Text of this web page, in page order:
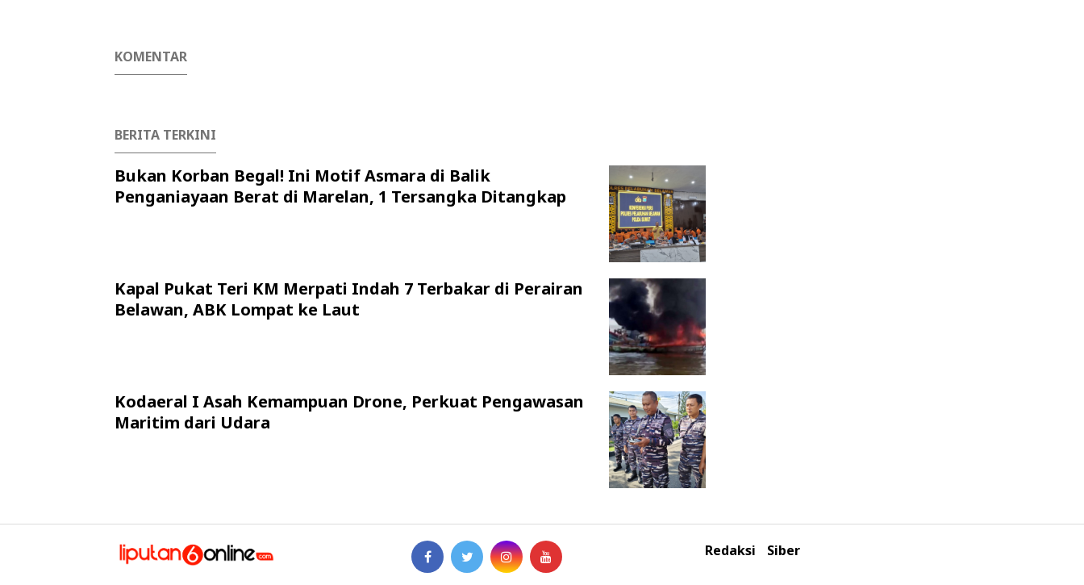
KOMENTAR
BERITA TERKINI
Bukan Korban Begal! Ini Motif Asmara di Balik
Penganiayaan Berat di Marelan, 1 Tersangka Ditangkap
Kapal Pukat Teri KM Merpati Indah 7 Terbakar di Perairan
Belawan, ABK Lompat ke Laut
Kodaeral I Asah Kemampuan Drone, Perkuat Pengawasan
Maritim dari Udara
Redaksi Siber